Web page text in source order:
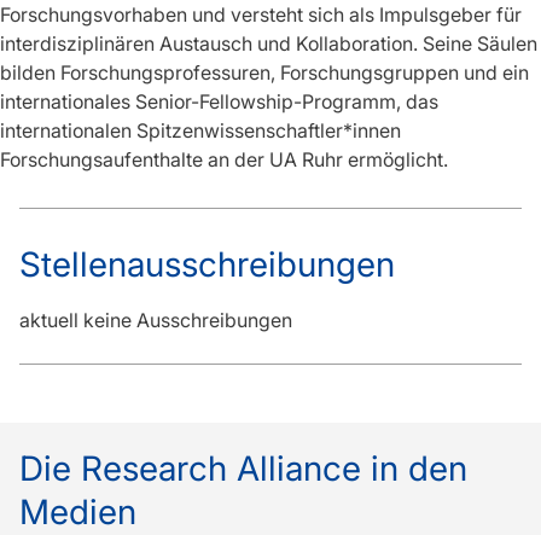
Forschungsvorhaben und versteht sich als Impulsgeber für
interdisziplinären Austausch und Kollaboration. Seine Säulen
bilden Forschungsprofessuren, Forschungsgruppen und ein
internationales Senior-Fellowship-Programm, das
internationalen Spitzenwissenschaftler*innen
Forschungsaufenthalte an der UA Ruhr ermöglicht.
Stellenausschreibungen
aktuell keine Ausschreibungen
Die Research Alliance in den
Medien